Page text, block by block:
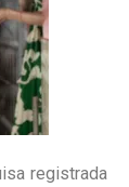
registrada